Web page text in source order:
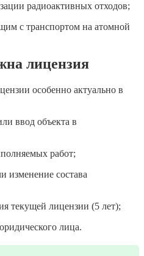
радиоактивных отходов;
с транспортом на атомной
лицензия
особенно актуально в
ввод объекта в
работ;
изменение состава
текущей лицензии (5 лет);
лица.